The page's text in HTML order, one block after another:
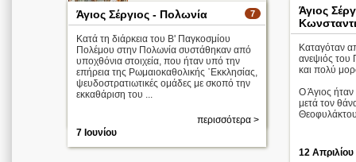
Άγιοι Σέργιος
και Βάκχος
Απολυτίκιο
Άγιος
Καταγόταν
ανεψιός του
και πολύ
Ο Άγιος
μετά τον
12 Απριλίου
7
Άγιος Σέργιος - Πολωνία
Κατά τη διάρκεια του Β' Παγκοσμίου
Πολέμου στην Πολωνία συστάθηκαν από
υποχθόνια στοιχεία, που ήταν υπό την
επήρεια της Ρωμαιοκαθολικής ᾿Εκκλησίας,
ψευδοστρατιωτικές ομάδες με σκοπό την
εκκαθάριση του ...
περισσότερα >
7 Ιουνίου